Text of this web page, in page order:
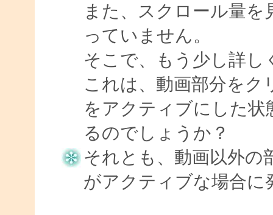
また、スクロール量
っていません。
そこで、もう少し詳し
これは、動画部分をク
をアクティブにした
るのでしょうか？
それとも、動画以外の
がアクティブな場合